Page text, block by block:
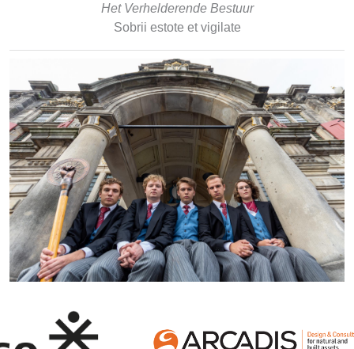
Het Verhelderende Bestuur
Sobrii estote et vigilate